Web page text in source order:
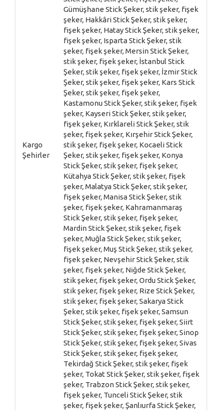
Kargo
Şehirler
Gümüşhane Stick Şeker, stik şeker, fişek
şeker, Hakkâri Stick Şeker, stik şeker,
fişek şeker, Hatay Stick Şeker, stik şeker,
fişek şeker, Isparta Stick Şeker, stik
şeker, fişek şeker, Mersin Stick Şeker,
stik şeker, fişek şeker, İstanbul Stick
Şeker, stik şeker, fişek şeker, İzmir Stick
Şeker, stik şeker, fişek şeker, Kars Stick
Şeker, stik şeker, fişek şeker,
Kastamonu Stick Şeker, stik şeker, fişek
şeker, Kayseri Stick Şeker, stik şeker,
fişek şeker, Kırklareli Stick Şeker, stik
şeker, fişek şeker, Kırşehir Stick Şeker,
stik şeker, fişek şeker, Kocaeli Stick
Şeker, stik şeker, fişek şeker, Konya
Stick Şeker, stik şeker, fişek şeker,
Kütahya Stick Şeker, stik şeker, fişek
şeker, Malatya Stick Şeker, stik şeker,
fişek şeker, Manisa Stick Şeker, stik
şeker, fişek şeker, Kahramanmaraş
Stick Şeker, stik şeker, fişek şeker,
Mardin Stick Şeker, stik şeker, fişek
şeker, Muğla Stick Şeker, stik şeker,
fişek şeker, Muş Stick Şeker, stik şeker,
fişek şeker, Nevşehir Stick Şeker, stik
şeker, fişek şeker, Niğde Stick Şeker,
stik şeker, fişek şeker, Ordu Stick Şeker,
stik şeker, fişek şeker, Rize Stick Şeker,
stik şeker, fişek şeker, Sakarya Stick
Şeker, stik şeker, fişek şeker, Samsun
Stick Şeker, stik şeker, fişek şeker, Siirt
Stick Şeker, stik şeker, fişek şeker, Sinop
Stick Şeker, stik şeker, fişek şeker, Sivas
Stick Şeker, stik şeker, fişek şeker,
Tekirdağ Stick Şeker, stik şeker, fişek
şeker, Tokat Stick Şeker, stik şeker, fişek
şeker, Trabzon Stick Şeker, stik şeker,
fişek şeker, Tunceli Stick Şeker, stik
şeker, fişek şeker, Şanlıurfa Stick Şeker,